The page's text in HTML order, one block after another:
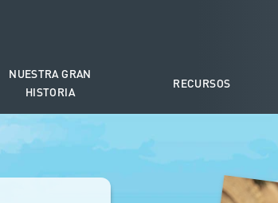
NUESTRA GRAN
HISTORIA
RECURSOS